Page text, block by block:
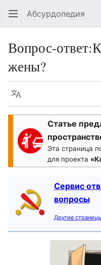
Абсурдопедия
Вопрос-ответ:
жены?
Язык
Статье
Эта страница
для проекта
Сервис
вопросы
Другие